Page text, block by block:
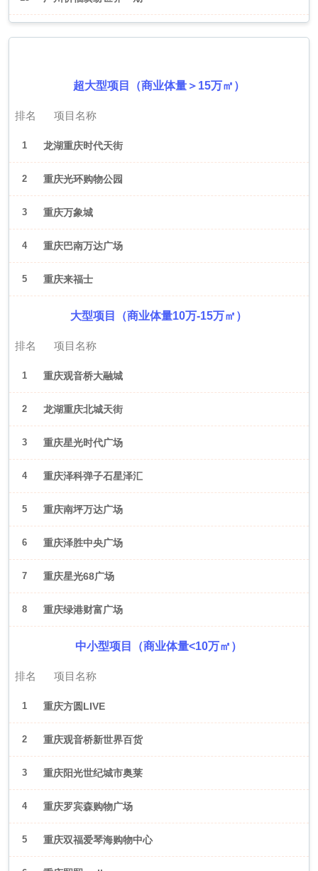
超大型项目（商业体量＞15万㎡）
排名 项目名称
1 龙湖重庆时代天街
2 重庆光环购物公园
3 重庆万象城
4 重庆巴南万达广场
5 重庆来福士
大型项目（商业体量10万-15万㎡）
排名 项目名称
1 重庆观音桥大融城
2 龙湖重庆北城天街
3 重庆星光时代广场
4 重庆泽科弹子石星泽汇
5 重庆南坪万达广场
6 重庆泽胜中央广场
7 重庆星光68广场
8 重庆绿港财富广场
中小型项目（商业体量<10万㎡）
排名 项目名称
1 重庆方圆LIVE
2 重庆观音桥新世界百货
3 重庆阳光世纪城市奥莱
4 重庆罗宾森购物广场
5 重庆双福爱琴海购物中心